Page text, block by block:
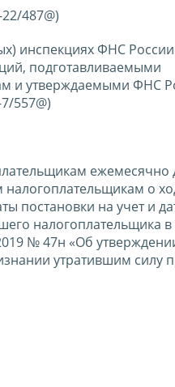
487@)
инспекциях ФНС
подготавливаемыми
и утверждаемыми ФНС
557@)
ежемесячно
о
постановки на учет и
налогоплательщика в
№ 47н «Об
утратившим силу